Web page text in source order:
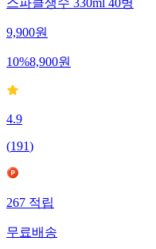
스파클생수 330ml 40병
9,900원
10%8,900원
4.9
(191)
267적립
무료배송